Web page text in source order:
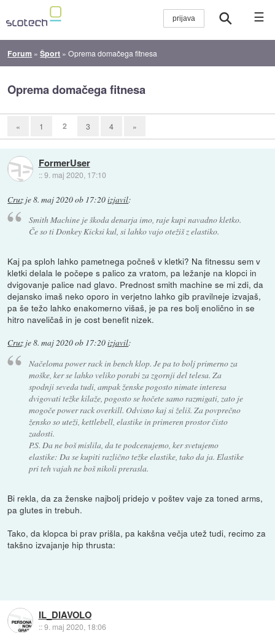
☰
Forum »Šport »Oprema domačega fitnesa
Oprema domačega fitnesa
« 1 2 3 4 »
FormerUser
::9. maj 2020, 17:10
Cruz je8. maj 2020 ob 17:20izjavil:
Smith Machine je škoda denarja imo, raje kupi navadno kletko.
Če so ti Donkey Kicksi kul, si lahko vajo otežiš z elastiko.
Kaj pa sploh lahko pametnega počneš v kletki? Na fitnessu sem v
kletki delala le počepe s palico za vratom, pa ležanje na klopci in
dvigovanje palice nad glavo. Prednost smith machine se mi zdi, da
dejansko imaš neko oporo in verjetno lahko gib pravilneje izvajaš,
pa še težo lahko enakomerno višaš, je pa res bolj enolično in se
hitro naveličaš in je cost benefit nizek.
Cruz je8. maj 2020 ob 17:20izjavil:
Načeloma power rack in bench klop. Je pa to bolj primerno za
moške, ker se lahko veliko porabi za zgornji del telesa. Za
spodnji seveda tudi, ampak ženske pogosto nimate interesa
dvigovati težke kilaže, pogosto se hočete samo razmigati, zato je
mogoče power rack overkill. Odvisno kaj si želiš. Za povprečno
žensko so uteži, kettlebell, elastike in primeren prostor čisto
zadosti.
P.S. Da ne boš mislila, da te podcenujemo, ker svetujemo
elastike: Da se kupiti različno težke elastike, tako da ja. Elastike
pri teh vajah ne boš nikoli prerasla.
Bi rekla, da za ženske najbolj pridejo v poštev vaje za toned arms,
pa glutes in trebuh.
Tako, da klopca bi prav prišla, pa kakšna večja utež tudi, recimo za
takšno izvajanje hip thrusta:
IL_DIAVOLO
::9. maj 2020, 18:06